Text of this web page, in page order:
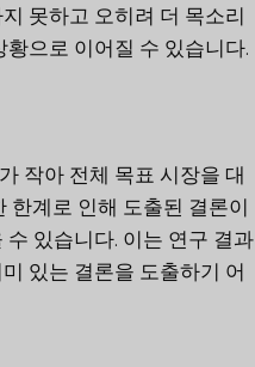
못하고 오히려 더 목소리
으로 이어질 수 있습니다.
작아 전체 목표 시장을 대
한계로 인해 도출된 결론이
있습니다. 이는 연구 결과
있는 결론을 도출하기 어